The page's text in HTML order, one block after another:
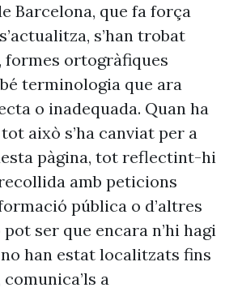
Barcelona, que fa força
s’han trobat
ortogràfiques
terminologia que ara
o inadequada. Quan ha
això s’ha canviat per a
pàgina, tot reflectint-hi
amb peticions
pública o d’altres
ser que encara n’hi hagi
han estat localitzats fins
a